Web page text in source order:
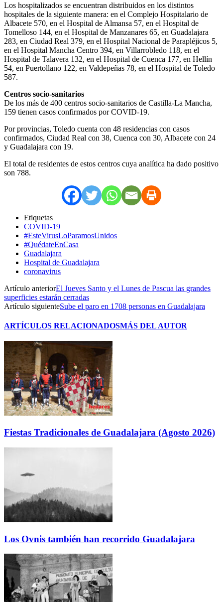
Los hospitalizados se encuentran distribuidos en los distintos
hospitales de la siguiente manera: en el Complejo Hospitalario de
Albacete 570, en el Hospital de Almansa 57, en el Hospital de
Tomelloso 144, en el Hospital de Manzanares 65, en Guadalajara
283, en Ciudad Real 379, en el Hospital Nacional de Parapléjicos 5,
en el Hospital Mancha Centro 394, en Villarrobledo 118, en el
Hospital de Talavera 132, en el Hospital de Cuenca 177, en Hellín
54, en Puertollano 122, en Valdepeñas 78, en el Hospital de Toledo
587.
Centros socio-sanitarios
De los más de 400 centros socio-sanitarios de Castilla-La Mancha,
159 tienen casos confirmados por COVID-19.
Por provincias, Toledo cuenta con 48 residencias con casos
confirmados, Ciudad Real con 38, Cuenca con 30, Albacete con 24
y Guadalajara con 19.
El total de residentes de estos centros cuya analítica ha dado positivo
son 788.
Etiquetas
COVID-19
#EsteVirusLoParamosUnidos
#QuédateEnCasa
Guadalajara
Hospital de Guadalajara
coronavirus
Artículo anteriorEl Jueves Santo y el Lunes de Pascua las grandes
superficies estarán cerradas
Artículo siguienteSube el paro en 1708 personas en Guadalajara
ARTÍCULOS RELACIONADOSMÁS DEL AUTOR
Fiestas Tradicionales de Guadalajara (Agosto 2026)
Los Ovnis también han recorrido Guadalajara